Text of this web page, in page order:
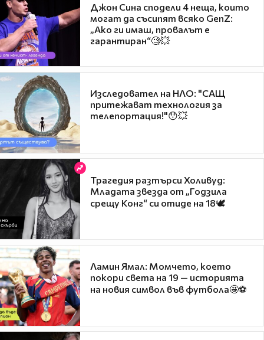
Джон Сина сподели 4 неща, които
могат да съсипят всяко GenZ:
„Ако ги имаш, провалът е
гарантиран“🧐💥
Изследовател на НЛО: "САЩ
притежават технология за
телепортация!"😯💥
Трагедия разтърси Холивуд:
Младата звезда от „Годзила
срещу Конг“ си отиде на 18🕊️
Ламин Ямал: Момчето, което
покори света на 19 — историята
на новия символ във футбола🤩⚽